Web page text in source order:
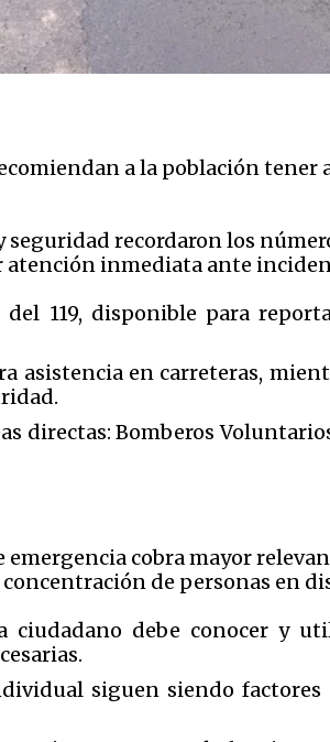
a la población
recordaron los
atención inmediata ante
119, disponible para
asistencia en carreteras,
directas: Bomberos
cobra mayor
de personas en
ciudadano debe conocer y
siguen siendo